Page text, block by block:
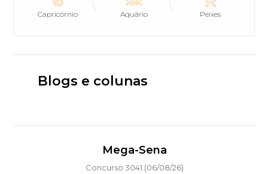
Capricórnio Aquário Peixes
Blogs e colunas
Mega-Sena
Concurso 3041 (06/08/26)